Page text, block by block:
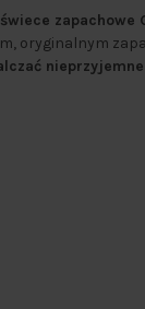
zapachowe
oryginalnym